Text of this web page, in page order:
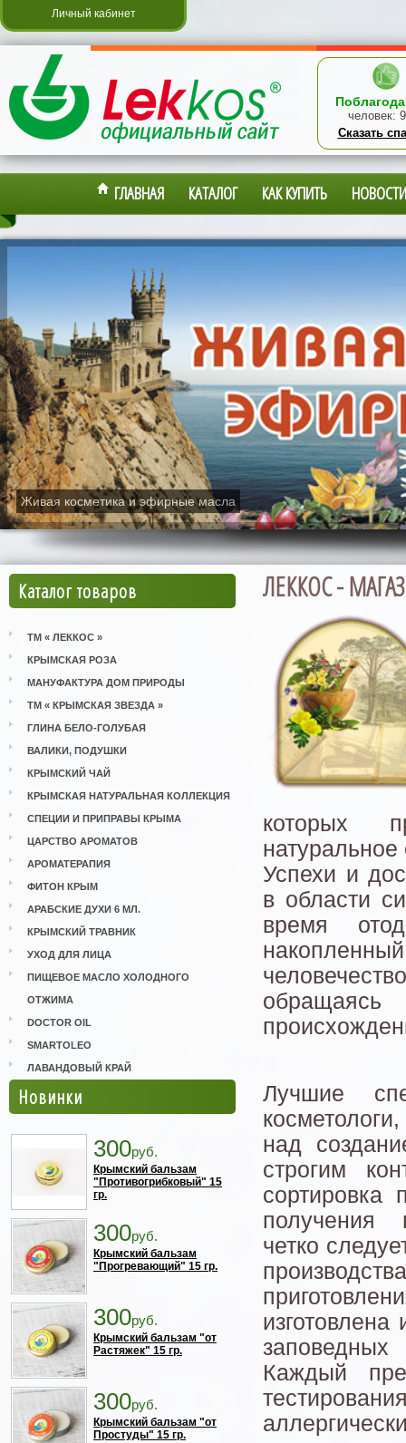
Личный кабинет
человек:
Сказать
ГЛАВНАЯ КАТАЛОГ КАК КУПИТЬ НОВОСТИ
Живая косметика и эфирные масла
Каталог товаров
ТМ « ЛЕККОС »
КРЫМСКАЯ РОЗА
МАНУФАКТУРА ДОМ ПРИРОДЫ
ТМ « КРЫМСКАЯ ЗВЕЗДА »
ГЛИНА БЕЛО-ГОЛУБАЯ
ВАЛИКИ, ПОДУШКИ
КРЫМСКИЙ ЧАЙ
КРЫМСКАЯ НАТУРАЛЬНАЯ КОЛЛЕКЦИЯ
СПЕЦИИ И ПРИПРАВЫ КРЫМА
ЦАРСТВО АРОМАТОВ
АРОМАТЕРАПИЯ
ФИТОН КРЫМ
АРАБСКИЕ ДУХИ 6 МЛ.
КРЫМСКИЙ ТРАВНИК
УХОД ДЛЯ ЛИЦА
ПИЩЕВОЕ МАСЛО ХОЛОДНОГО
ОТЖИМА
DOCTOR OIL
SMARTOLEO
ЛАВАНДОВЫЙ КРАЙ
Новинки
300руб.
Крымский бальзам
"Противогрибковый" 15
гр.
300руб.
Крымский бальзам
"Прогревающий" 15 гр.
300руб.
Крымский бальзам "от
Растяжек" 15 гр.
300руб.
Крымский бальзам "от
Простуды" 15 гр.
ЛЕККОС -
которых
Успехи и
в области
время
Лучшие
над
строгим
сортировка
получения
четко
заповедных
Каждый